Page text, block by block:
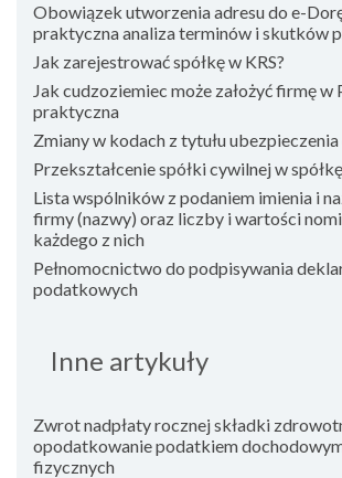
Obowiązek utworzenia adresu do e-
praktyczna analiza terminów i skutków
Jak zarejestrować spółkę w KRS?
Jak cudzoziemiec może założyć firmę w
praktyczna
Zmiany w kodach z tytułu
Przekształcenie spółki cywilnej w
Lista wspólników z podaniem imienia i
firmy (nazwy) oraz liczby i wartości
każdego z nich
Pełnomocnictwo do podpisywania
podatkowych
Inne artykuły
Zwrot nadpłaty rocznej składki
opodatkowanie podatkiem
fizycznych